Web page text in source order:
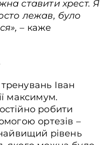
ставити хрест. Я
лежав, було
– каже
Іван
максимум.
робити
ортезів –
рівень